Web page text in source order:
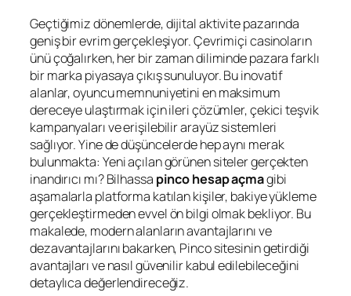
Geçtiğimiz dönemlerde, dijital aktivite pazarında
geniş bir evrim gerçekleşiyor. Çevrimiçi casinoların
ünü çoğalırken, her bir zaman diliminde pazara farklı
bir marka piyasaya çıkış sunuluyor. Bu inovatif
alanlar, oyuncu memnuniyetini en maksimum
dereceye ulaştırmak için ileri çözümler, çekici teşvik
kampanyaları ve erişilebilir arayüz sistemleri
sağlıyor. Yine de düşüncelerde hep aynı merak
bulunmakta: Yeni açılan görünen siteler gerçekten
inandırıcı mı? Bilhassa pinco hesap açmagibi
aşamalarla platforma katılan kişiler, bakiye yükleme
gerçekleştirmeden evvel ön bilgi olmak bekliyor. Bu
makalede, modern alanların avantajlarını ve
dezavantajlarını bakarken, Pinco sitesinin getirdiği
avantajları ve nasıl güvenilir kabul edilebileceğini
detaylıca değerlendireceğiz.